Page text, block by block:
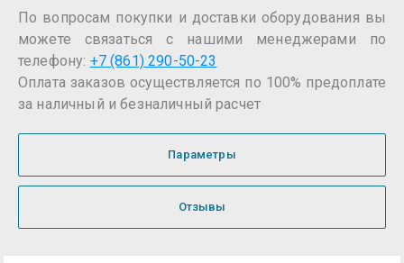
По вопросам покупки и доставки оборудования вы
можете связаться с нашими менеджерами по
телефону: +7 (861) 290-50-23
Оплата заказов осуществляется по 100% предоплате
за наличный и безналичный расчет
Параметры
Отзывы